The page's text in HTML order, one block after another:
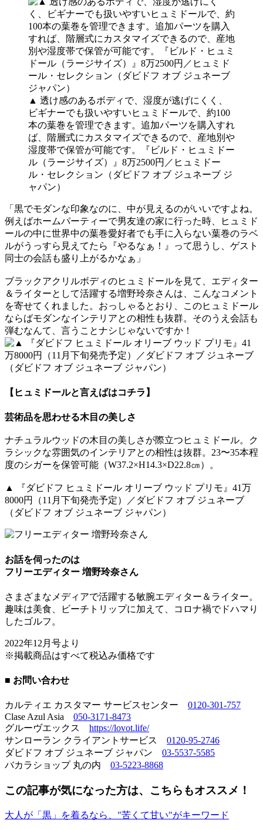
▲ 透け感のあるボディで、湿度が逃げにくく、
ビギナーでも扱いやすいヒュミドールで、約100
本の葉巻を管理できます。追加パーツを購入すれ
ば、階層式にカスタマイズできるので、産地別や
湿度帯で保管が可能です。『ビルド・ヒュミドー
ル（ラージサイズ）』8万2500円／ヒュミドー
ル・セレクション（ダビドフ オブ ジュネーブ ジ
ャパン）
「黒でモダンな印象なのに、中が見えるのがいいですよね。
例えばホームパーティーで男友達の家に行った時、ヒュミド
ールの中に世界中の葉巻愛好者でも手に入らない葉巻のラベ
ルがうっすら見えてたら『やるなぁ！』って思うし、ゲスト
同士の会話も盛り上がるかなぁ」
ブラックアクリルボディのヒュミドールを見て、エディター
＆ライターとして活躍する増野玲奈さんは、こんなコメント
を寄せてくれました。おっしゃるとおり、このヒュミドール
ならばモダンなインテリアとの相性も抜群。そのうえ会話も
弾むなんて、言うことナシじゃないですか！
【ヒュミドールと言えばはコチラ】
芸術品を思わせる木目の美しさ
ナチュラルウッドの木目の美しさが際立つヒュミドール。ク
ラシックな雰囲気のインテリアとの相性は抜群。23〜35本程
度のシガーを保管可能（W37.2×H14.3×D22.8㎝）。
▲ 『ダビドフ ヒュミドール オリーブ ウッド プリモ』41万
8000円（11月下旬発売予定）／ダビドフ オブ ジュネーブ
（ダビドフ オブ ジュネーブ ジャパン）
お話を伺ったのは
フリーエディター 増野玲奈さん
さまざまなメディアで活躍する敏腕エディター＆ライター。
趣味は美食、ビーチトリップに加えて、コロナ禍でドハマり
したゴルフ。
2022年12月号より
※掲載商品はすべて税込み価格です
■ お問い合わせ
カルティエ カスタマー サービスセンター 0120-301-757
Clase Azul Asia 050-3171-8473
グルーヴエックス https://lovot.life/
サンローラン クライアントサービス 0120-95-2746
ダビドフ オブ ジュネーブ ジャパン 03-5537-5585
バカラショップ 丸の内 03-5223-8868
この記事が気になった方は、こちらもオススメ！
大人が「黒」を着るなら、"苦くて甘い"がキーワード